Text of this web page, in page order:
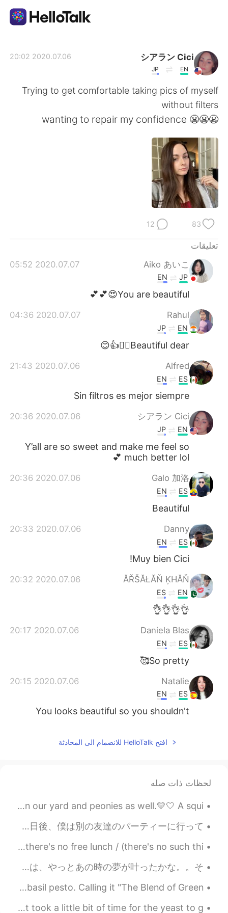
シアラン Cici
EN
JP
2020.07.06 20:02
Trying to get comfortable taking pics of myself
without filters
😬😬😬 wanting to repair my confidence
83
12
تعليقات
Aiko あいこ
2020.07.07 05:52
JP
EN
You are beautiful😍💕💕
Rahul
2020.07.07 04:36
EN
JP
Beautiful dear👌🏼👍😊
Alfred
2020.07.06 21:43
ES
EN
Sin filtros es mejor siempre
シアラン Cici
2020.07.06 20:36
EN
JP
Y’all are so sweet and make me feel so
much better lol 💕
Galo 加洛
2020.07.06 20:36
ES
EN
Beautiful
Danny
2020.07.06 20:33
ES
EN
Muy bien Cici!
ĂŘŠĂŁĂŇ ĶHĂŇ
2020.07.06 20:32
EN
ES
👌👌👌👌
Daniela Blas
2020.07.06 20:17
ES
EN
So pretty🥰
Natalie
2020.07.06 20:15
ES
EN
You looks beautiful so you shouldn't
Erik Hope
2020.07.06 20:06
AR
EN
You are very nice 😍😍😍
Moa 모아 萌愛
2020.07.06 20:05
U r so cute💞
افتح HelloTalk للانضمام الى المحادثة
لحظات ذات صله
안녕하세요, Kon'nichiwa, Hola Roses are currently blooming in our yard and peonies as well.💛🤍 A squi...
12月にセブ島で撮った写真 🤟 とうとう編集した！ 😅 道端で偶然に出会ったスケートボーダー達は僕を多くの人が集まってるスケボー練習場所に連れて行った。数日後、僕は別の友達のパーティーに行って、...
おはようございます！ 🙂🙂😊 今日も頑張りましょう！ またよく使われる英語の表現です！ 今日のフレーズは there's no free lunch / (there's no such thi...
インディアナからカリフォルニアへ行くとやっぱり緊張する。ずっと田舎に住んでいたわたしが子供の頃から都会に憧れていたからサンフランシスコに引っ越すことに対しては、やっとあの時の夢が叶ったかな。。そ...
New creation today - Tofu, elbow pasta, spinach, and basil pesto. Calling it "The Blend of Green...
My first time making stovetop pizza from scratch! It took a little bit of time for the yeast to g...